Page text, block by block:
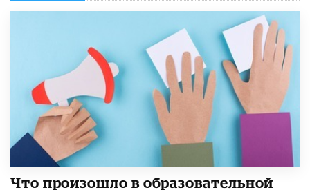
​Что произошло в образовательной